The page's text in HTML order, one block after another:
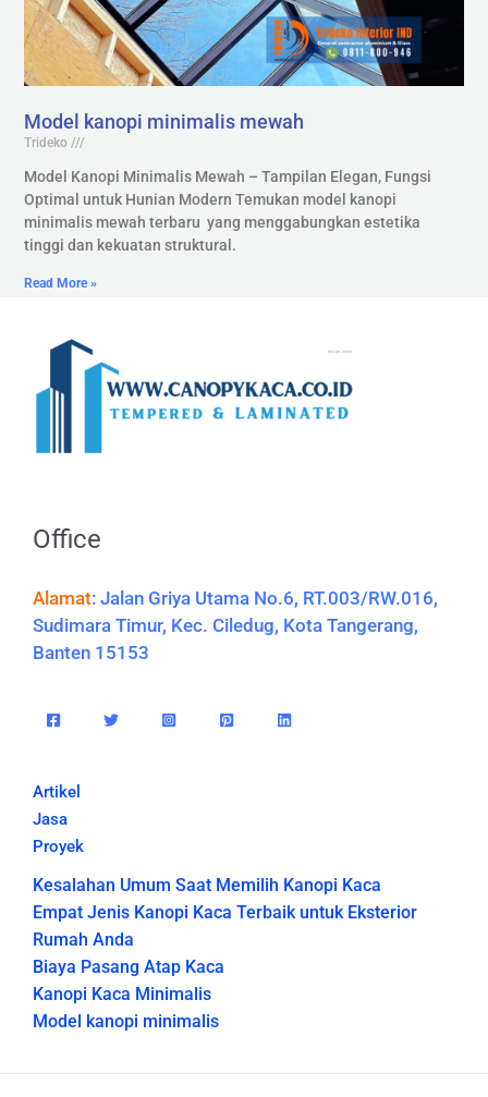
Model kanopi minimalis mewah
Trideko
Model Kanopi Minimalis Mewah – Tampilan Elegan, Fungsi
Optimal untuk Hunian Modern Temukan model kanopi
minimalis mewah terbaru yang menggabungkan estetika
tinggi dan kekuatan struktural.
Read More »
Office
Alamat: Jalan Griya Utama No.6, RT.003/RW.016,
Sudimara Timur, Kec. Ciledug, Kota Tangerang,
Banten 15153
Artikel
Jasa
Proyek
Kesalahan Umum Saat Memilih Kanopi Kaca
Empat Jenis Kanopi Kaca Terbaik untuk Eksterior
Rumah Anda
Biaya Pasang Atap Kaca
Kanopi Kaca Minimalis
Model kanopi minimalis